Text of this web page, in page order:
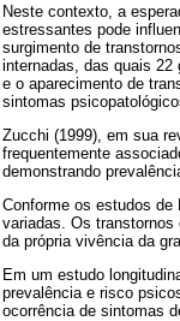
Neste contexto, a
estressantes pode
surgimento de
internadas, das quais
e o aparecimento de
sintomas
Zucchi (1999), em sua
frequentemente
demonstrando
Conforme os estudos de
variadas. Os transtornos
da própria vivência da
Em um estudo
prevalência e risco
ocorrência de sintomas